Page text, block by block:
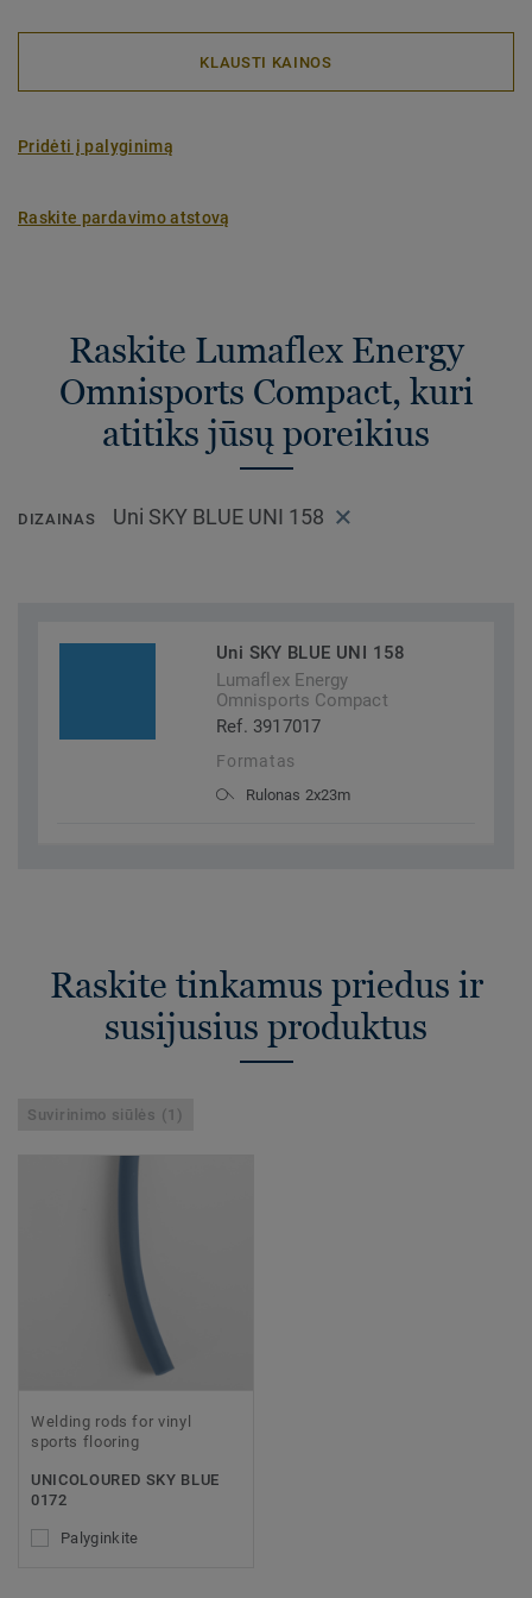
KLAUSTI KAINOS
Pridėti į palyginimą
Raskite pardavimo atstovą
Raskite Lumaflex Energy
Omnisports Compact, kuri
atitiks jūsų poreikius
DIZAINAS Uni SKY BLUE UNI 158
Uni SKY BLUE UNI 158
Lumaflex Energy
Omnisports Compact
Ref. 3917017
Formatas
Rulonas 2x23m
Raskite tinkamus priedus ir
susijusius produktus
Suvirinimo siūlės (1)
Welding rods for vinyl
sports flooring
UNICOLOURED SKY BLUE
0172
Palyginkite